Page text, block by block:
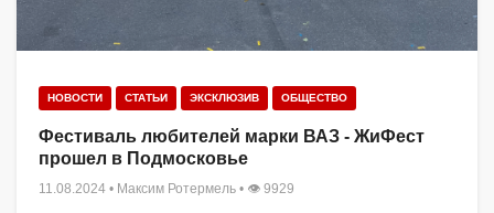
НОВОСТИ СТАТЬИ ЭКСКЛЮЗИВ ОБЩЕСТВО
Фестиваль любителей марки ВАЗ - ЖиФест
прошел в Подмосковье
11.08.2024 • Максим Ротермель • 👁 9929